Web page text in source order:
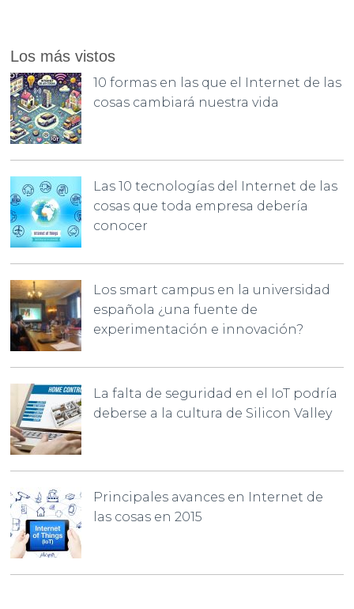
Los más vistos
10 formas en las que el Internet de las
cosas cambiará nuestra vida
Las 10 tecnologías del Internet de las
cosas que toda empresa debería
conocer
Los smart campus en la universidad
española ¿una fuente de
experimentación e innovación?
La falta de seguridad en el IoT podría
deberse a la cultura de Silicon Valley
Principales avances en Internet de
las cosas en 2015